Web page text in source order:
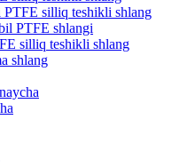
silliq teshikli shlang
PTFE shlangi
silliq teshikli shlang
shlang